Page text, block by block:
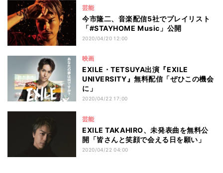
芸能
今市隆二、音楽配信5社でプレイリスト
「#STAYHOME Music」公開
2020/04/20 12:00
映画
EXILE・TETSUYA出演『EXILE
UNIVERSITY』無料配信「ぜひこの機会
に」
2020/04/22 17:00
芸能
EXILE TAKAHIRO、未発表曲を無料公
開「皆さんと笑顔で会える日を願い」
2020/04/22 04:00